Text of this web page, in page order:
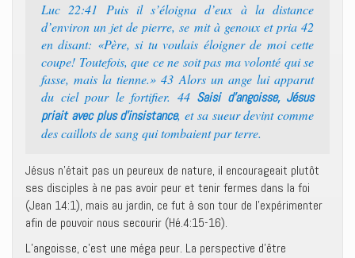
Luc 22:41 Puis il s’éloigna d’eux à la distance
d’environ un jet de pierre, se mit à genoux et pria 42
en disant: «Père, si tu voulais éloigner de moi cette
coupe! Toutefois, que ce ne soit pas ma volonté qui se
fasse, mais la tienne.» 43 Alors un ange lui apparut
du ciel pour le fortifier. 44 Saisi d’angoisse, Jésus
priait avec plus d’insistance, et sa sueur devint comme
des caillots de sang qui tombaient par terre.
Jésus n’était pas un peureux de nature, il encourageait plutôt
ses disciples à ne pas avoir peur et tenir fermes dans la foi
(Jean 14:1), mais au jardin, ce fut à son tour de l’expérimenter
afin de pouvoir nous secourir (Hé.4:15-16).
L’angoisse, c’est une méga peur. La perspective d’être